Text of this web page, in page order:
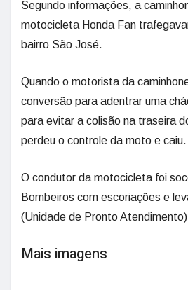
Segundo informações, a
motocicleta Honda Fan
bairro São José.
Quando o motorista da
conversão para adentrar uma
para evitar a colisão na traseira
perdeu o controle da moto e caiu.
O condutor da motocicleta foi
Bombeiros com escoriações e
(Unidade de Pronto
Mais imagens